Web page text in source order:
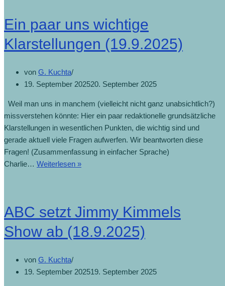
Ein paar uns wichtige
Klarstellungen (19.9.2025)
von G. Kuchta
19. September 202520. September 2025
Weil man uns in manchem (vielleicht nicht ganz unabsichtlich?)
missverstehen könnte: Hier ein paar redaktionelle grundsätzliche
Klarstellungen in wesentlichen Punkten, die wichtig sind und
gerade aktuell viele Fragen aufwerfen. Wir beantworten diese
Fragen! (Zusammenfassung in einfacher Sprache)
Charlie… Weiterlesen »
ABC setzt Jimmy Kimmels
Show ab (18.9.2025)
von G. Kuchta
19. September 202519. September 2025